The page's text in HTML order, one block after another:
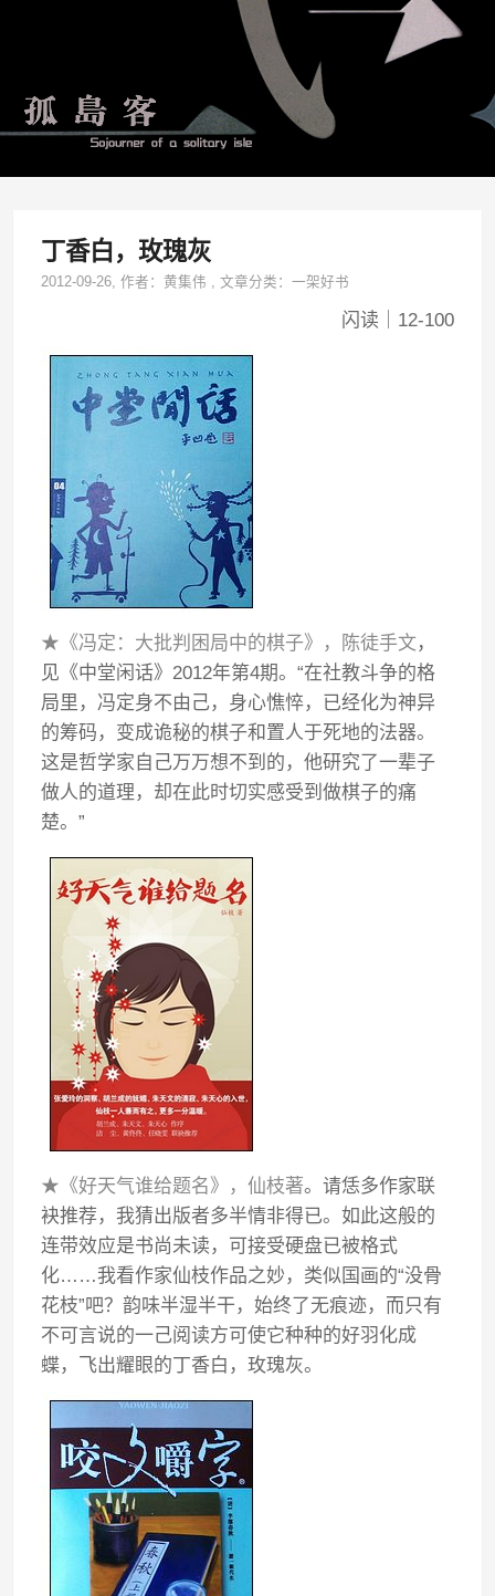
丁香白，玫瑰灰
2012-09-26, 作者：黄集伟 ,文章分类：一架好书
闪读｜12-100
★《冯定：大批判困局中的棋子》，陈徒手文，
见《中堂闲话》2012年第4期。“在社教斗争的格
局里，冯定身不由己，身心憔悴，已经化为神异
的筹码，变成诡秘的棋子和置人于死地的法器。
这是哲学家自己万万想不到的，他研究了一辈子
做人的道理，却在此时切实感受到做棋子的痛
楚。”
★《好天气谁给题名》，仙枝著。请恁多作家联
袂推荐，我猜出版者多半情非得已。如此这般的
连带效应是书尚未读，可接受硬盘已被格式
化……我看作家仙枝作品之妙，类似国画的“没骨
花枝”吧？韵味半湿半干，始终了无痕迹，而只有
不可言说的一己阅读方可使它种种的好羽化成
蝶，飞出耀眼的丁香白，玫瑰灰。